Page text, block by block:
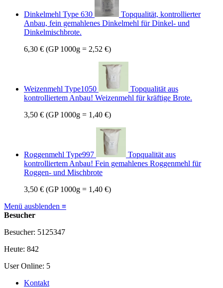
Dinkelmehl Type 630
Topqualität, kontrollierter
Anbau, fein gemahlenes Dinkelmehl für Dinkel- und
Dinkelmischbrote.
6,30 € (GP 1000g = 2,52 €)
Weizenmehl Type1050
Topqualität aus
kontrolliertem Anbau! Weizenmehl für kräftige Brote.
3,50 € (GP 1000g = 1,40 €)
Roggenmehl Type997
Topqualität aus
kontrolliertem Anbau! Fein gemahlenes Roggenmehl für
Roggen- und Mischbrote
3,50 € (GP 1000g = 1,40 €)
Menü ausblenden ≡
Besucher
Besucher: 5125347
Heute: 842
User Online: 5
Kontakt